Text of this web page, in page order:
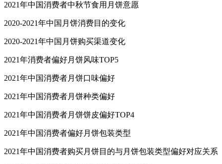
2021年中国消费者中秋节食用月饼意愿
2020-2021年中国月饼消费目的变化
2020-2021年中国月饼购买渠道变化
2021年消费者偏好月饼风味TOP5
2021年中国消费者月饼口味偏好
2021年中国消费者月饼种类偏好
2021年中国消费者月饼饼皮偏好TOP4
2021年中国消费者偏好月饼包装类型
2021年中国消费者购买月饼目的与月饼包装类型偏好对应关系